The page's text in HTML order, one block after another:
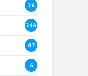
26
248
87
6